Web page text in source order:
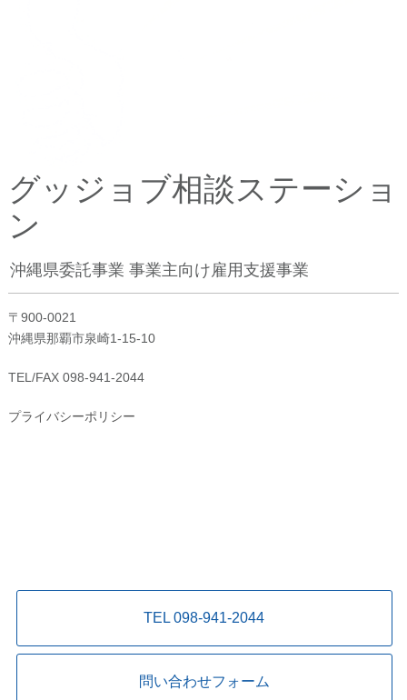
グッジョブ相談ステーショ
ン
沖縄県委託事業 事業主向け雇用支援事業
〒900-0021
沖縄県那覇市泉崎1-15-10
TEL/FAX 098-941-2044
プライバシーポリシー
TEL 098-941-2044
問い合わせフォーム